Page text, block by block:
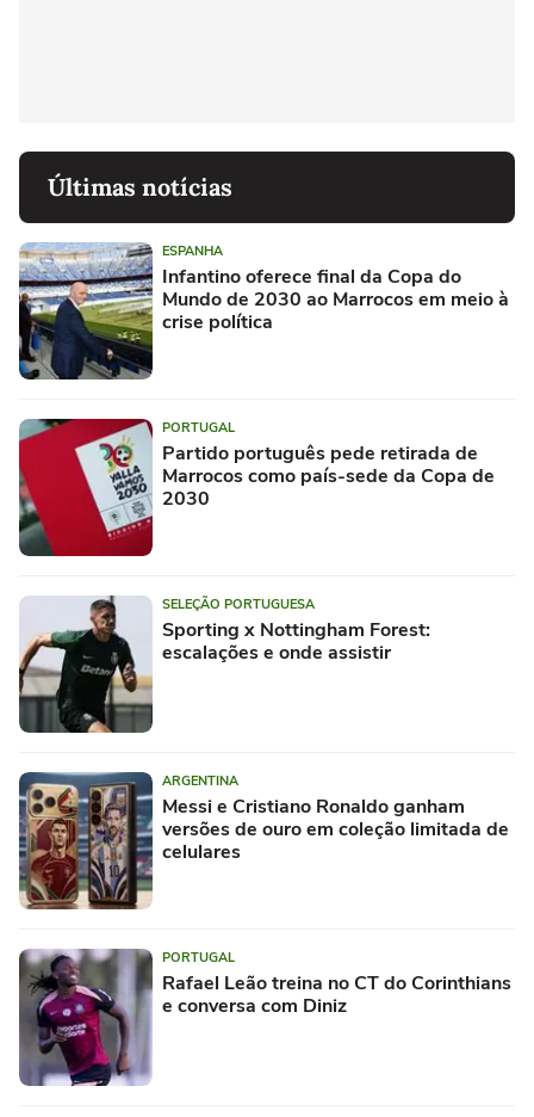
Últimas notícias
ESPANHA
Infantino oferece final da Copa do
Mundo de 2030 ao Marrocos em meio à
crise política
PORTUGAL
Partido português pede retirada de
Marrocos como país-sede da Copa de
2030
SELEÇÃO PORTUGUESA
Sporting x Nottingham Forest:
escalações e onde assistir
ARGENTINA
Messi e Cristiano Ronaldo ganham
versões de ouro em coleção limitada de
celulares
PORTUGAL
Rafael Leão treina no CT do Corinthians
e conversa com Diniz